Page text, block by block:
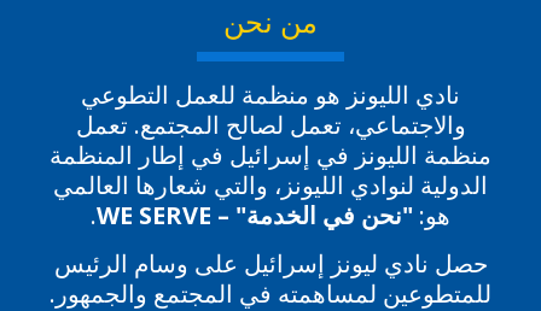
من نحن
نادي الليونز هو منظمة للعمل التطوعي
والاجتماعي، تعمل لصالح المجتمع. تعمل
منظمة الليونز في إسرائيل في إطار المنظمة
الدولية لنوادي الليونز، والتي شعارها العالمي
هو: "نحن في الخدمة" – WE SERVE
.
حصل نادي ليونز إسرائيل على وسام الرئيس
للمتطوعين لمساهمته في المجتمع والجمهور.